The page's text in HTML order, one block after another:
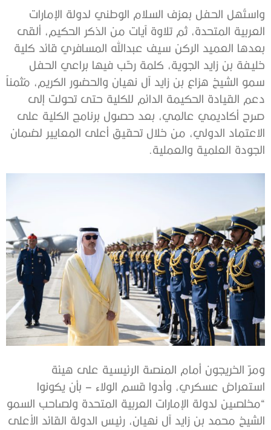
واستُهل الحفل بعزف السلام الوطني لدولة الإمارات
العربية المتحدة، ثم تلاوة آيات من الذكر الحكيم، ألقى
بعدها العميد الركن سيف عبدالله المسافري قائد كلية
خليفة بن زايد الجوية، كلمة رحّب فيها براعي الحفل
سمو الشيخ هزاع بن زايد آل نهيان والحضور الكريم، مُثمناً
دعم القيادة الحكيمة الدائم للكلية حتى تحولت إلى
صرح أكاديمي عالمي، بعد حصول برنامج الكلية على
الاعتماد الدولي، من خلال تحقيق أعلى المعايير لضمان
الجودة العلمية والعملية.
ومرّ الخريجون أمام المنصة الرئيسية على هيئة
استعراض عسكري، وأدوا قسم الولاء – بأن يكونوا
“مخلصين لدولة الإمارات العربية المتحدة ولصاحب السمو
الشيخ محمد بن زايد آل نهيان، رئيس الدولة القائد الأعلى